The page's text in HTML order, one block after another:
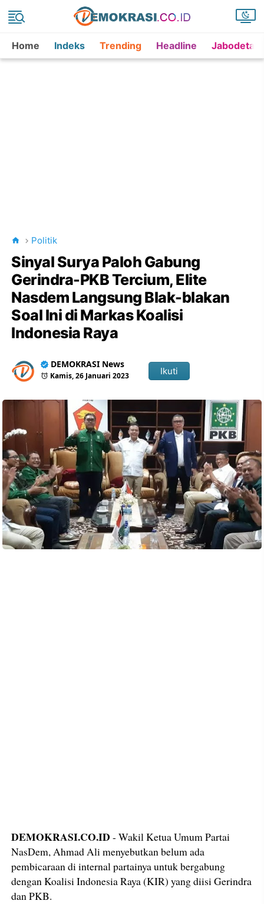
Home Indeks Trending Headline
Politik
Sinyal Surya Paloh Gabung
Gerindra-PKB Tercium, Elite
Nasdem Langsung Blak-blakan
Soal Ini di Markas Koalisi
Indonesia Raya
DEMOKRASI News
Kamis, 26 Januari 2023 Ikuti
DEMOKRASI.CO.ID - Wakil Ketua Umum Partai
NasDem, Ahmad Ali menyebutkan belum ada
pembicaraan di internal partainya untuk bergabung
dengan Koalisi Indonesia Raya (KIR) yang diisi Gerindra
dan PKB.